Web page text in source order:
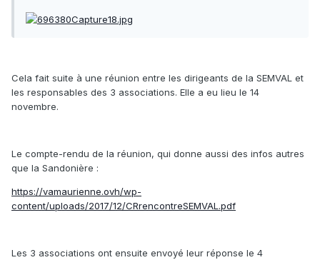
Cela fait suite à une réunion entre les dirigeants de la SEMVAL et
les responsables des 3 associations. Elle a eu lieu le 14
novembre.
Le compte-rendu de la réunion, qui donne aussi des infos autres
que la Sandonière :
https://vamaurienne.ovh/wp-
content/uploads/2017/12/CRrencontreSEMVAL.pdf
Les 3 associations ont ensuite envoyé leur réponse le 4